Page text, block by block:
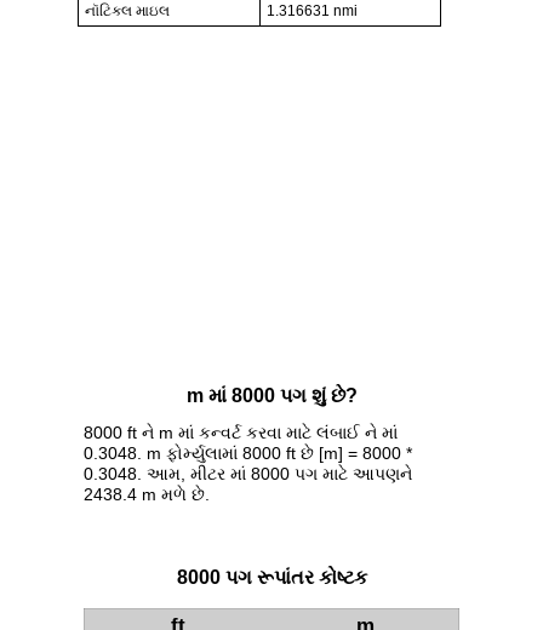
નૉટિકલ માઇલ
1.316631 nmi
m માં 8000 પગ શું છે?
8000 ft ને m માં કન્વર્ટ કરવા માટે લંબાઈ ને માં
0.3048. m ફોર્મ્યુલામાં 8000 ft છે [m] = 8000 *
0.3048. આમ, મીટર માં 8000 પગ માટે આપણને
2438.4 m મળે છે.
8000 પગ રૂપાંતર કોષ્ટક